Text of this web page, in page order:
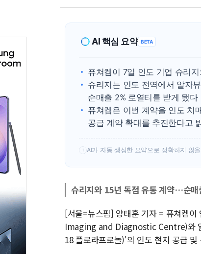
AI 핵심 요약 BETA
퓨쳐켐이 7일 인도 기업 슈리
슈리지는 인도 전역에서 알자
순매출 2% 로열티를 받게 됐다
퓨쳐켐은 이번 계약을 인도 치
공급 계약 확대를 추진한다고
! AI가 자동 생성한 요약으로 정확하지 않
슈리지와 15년 독점 유통 계약…순
[서울=뉴스핌] 양태훈 기자 = 퓨쳐켐
Imaging and Diagnostic Centre)와
18 플로라프로놀)'의 인도 현지 공급